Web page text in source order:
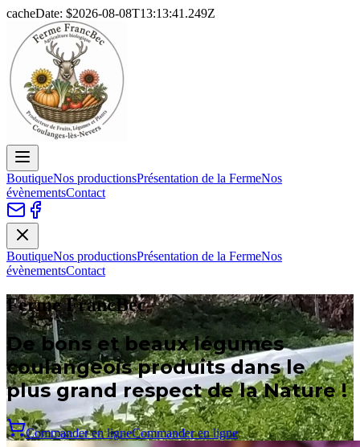
cacheDate: $2026-08-08T13:13:41.249Z
BoutiqueNos productionsPrésentation de la FermeNos
évènementsContact
BoutiqueNos productionsPrésentation de la FermeNos
évènementsContact
Ferme FrancBec
De bons et beaux légumes
coulangeois produits dans le
plus grand respect de la Nature !
Commander en ligneCommander en ligne